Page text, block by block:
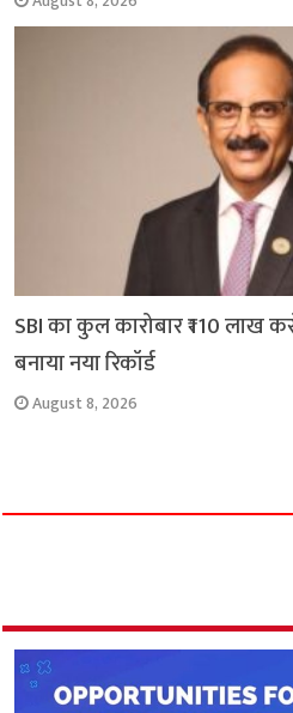
SBI का कुल कारोबार ₹110 लाख
बनाया नया रिकॉर्ड
August 8, 2026